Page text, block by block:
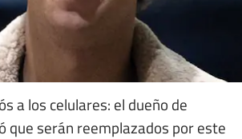
a los celulares: el dueño de
que serán reemplazados por este